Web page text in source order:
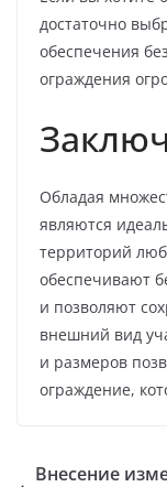
достаточно
обеспечения
ограждения
Обладая
являются
территорий
обеспечивают
и позволяют
внешний вид
и размеров
ограждение,
Внесение